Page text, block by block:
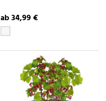
ab 34,99 €